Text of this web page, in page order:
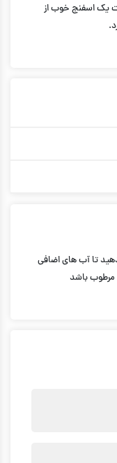
یک اسفنج خوب از
تا آب های اضافی
مرطوب باشد